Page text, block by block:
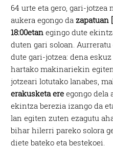
64 urte eta gero, gari-
aukera egongo dazapatuan
18:00etan egingo dute
duten gari soloan. Aurreratu
dute gari-jotzea: dena
hartako makinariekin
jotzeari lotutako lanabes,
erakusketa ere egongo dela
ekintza berezia izango da
lan egiten zuten ezagutu
bihar hilerri pareko solora
diete bateko eta bestekoei.